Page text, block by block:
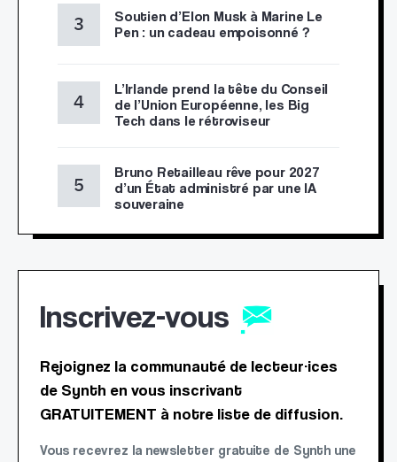
Soutien d’Elon Musk à Marine Le
Pen : un cadeau empoisonné ?
L’Irlande prend la tête du Conseil
de l’Union Européenne, les Big
Tech dans le rétroviseur
Bruno Retailleau rêve pour 2027
d’un État administré par une IA
souveraine
Inscrivez-vous
Rejoignez la communauté de lecteur·ices
de Synth en vous inscrivant
GRATUITEMENT à notre liste de diffusion.
Vous recevrez la newsletter gratuite de Synth une